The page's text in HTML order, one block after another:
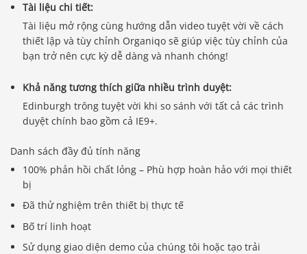
Tài liệu chi tiết:
Tài liệu mở rộng cùng hướng dẫn video tuyệt vời về cách
thiết lập và tùy chỉnh Organiqo sẽ giúp việc tùy chỉnh của
bạn trở nên cực kỳ dễ dàng và nhanh chóng!
Khả năng tương thích giữa nhiều trình duyệt:
Edinburgh trông tuyệt vời khi so sánh với tất cả các trình
duyệt chính bao gồm cả IE9+.
Danh sách đầy đủ tính năng
100% phản hồi chất lỏng – Phù hợp hoàn hảo với mọi thiết
bị
Đã thử nghiệm trên thiết bị thực tế
Bố trí linh hoạt
Sử dụng giao diện demo của chúng tôi hoặc tạo trải